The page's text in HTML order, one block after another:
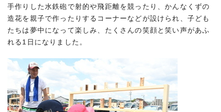
手作りした水鉄砲で射的や飛距離を競ったり、かんなくずの
造花を親子で作ったりするコーナーなどが設けられ、子ども
たちは夢中になって楽しみ、たくさんの笑顔と笑い声があふ
れる1日になりました。